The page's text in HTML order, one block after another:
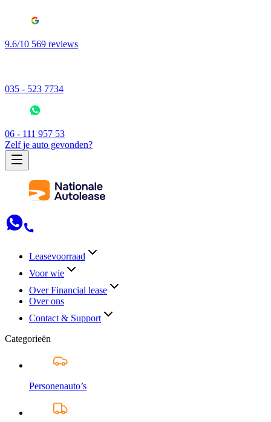
9.6/10 569 reviews
035 - 523 7734
06 - 111 957 53
Zelf je auto gevonden?
Leasevoorraad
Voor wie
Over Financial lease
Over ons
Contact & Support
Categorieën
Personenauto’s